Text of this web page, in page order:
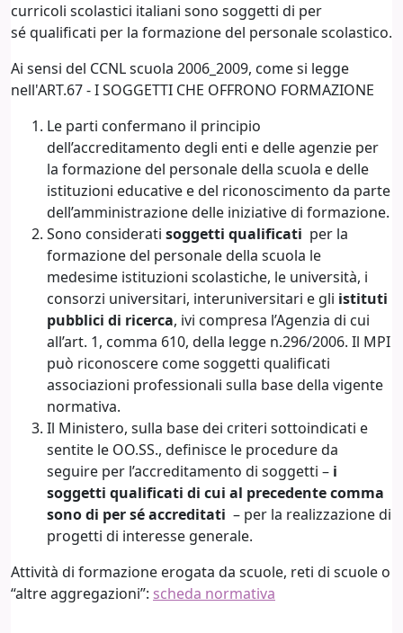
curricoli scolastici italiani sono soggetti di per
sé qualificati per la formazione del personale scolastico.
Ai sensi del CCNL scuola 2006_2009, come si legge
nell'ART.67 - I SOGGETTI CHE OFFRONO FORMAZIONE
Le parti confermano il principio
dell’accreditamento degli enti e delle agenzie per
la formazione del personale della scuola e delle
istituzioni educative e del riconoscimento da parte
dell’amministrazione delle iniziative di formazione.
Sono considerati soggetti qualificati per la
formazione del personale della scuola le
medesime istituzioni scolastiche, le università, i
consorzi universitari, interuniversitari e gli istituti
pubblici di ricerca, ivi compresa l’Agenzia di cui
all’art. 1, comma 610, della legge n.296/2006. Il MPI
può riconoscere come soggetti qualificati
associazioni professionali sulla base della vigente
normativa.
Il Ministero, sulla base dei criteri sottoindicati e
sentite le OO.SS., definisce le procedure da
seguire per l’accreditamento di soggetti – i
soggetti qualificati di cui al precedente comma
sono di per sé accreditati – per la realizzazione di
progetti di interesse generale.
Attività di formazione erogata da scuole, reti di scuole o
“altre aggregazioni”: scheda normativa